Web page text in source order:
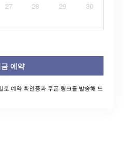
27 28 29
30
예약
로 예약 확인증과 쿠폰 링크를 발송해 드